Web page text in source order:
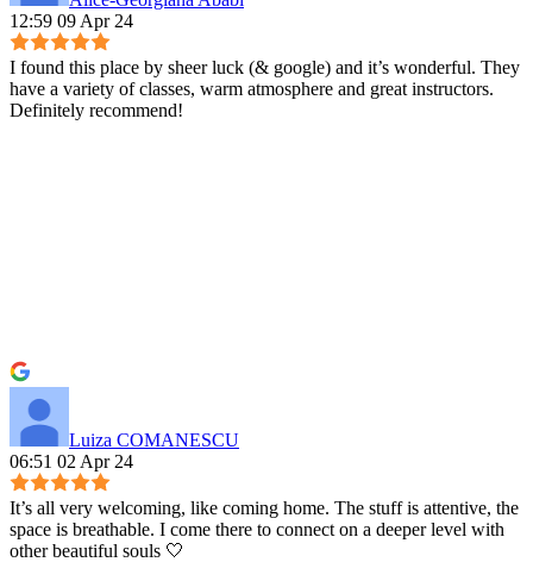
12:59 09 Apr 24
I found this place by sheer luck (& google) and it’s wonderful. They
have a variety of classes, warm atmosphere and great instructors.
Definitely recommend!
Luiza COMANESCU
06:51 02 Apr 24
It’s all very welcoming, like coming home. The stuff is attentive, the
space is breathable. I come there to connect on a deeper level with
other beautiful souls 🤍